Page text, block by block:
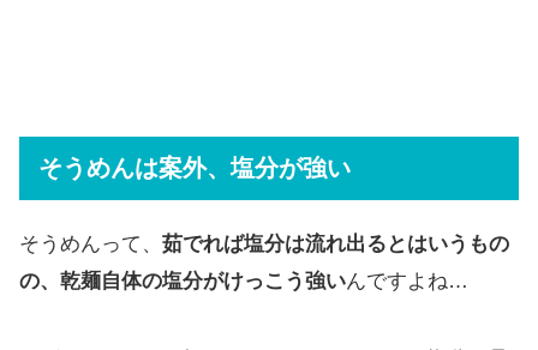
そうめんは案外、塩分が強い
そうめんって、 茹でれば塩分は流れ出るとはいうもの
の、乾麺自体の塩分がけっこう強いんですよね…